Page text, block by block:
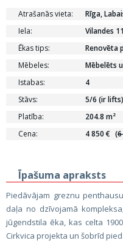
Atrašanās vieta:
Rīga,
Iela:
Vilandes 11
Ēkas tips:
Renovēta
Mēbeles:
Mēbelēts
Istabas:
4
Stāvs:
5/6 (ir lifts)
Platība:
204.8 m²
Cena:
4 850 € (
Īpašuma apraksts
Piedāvājam greznu
daļa no dzīvojamā
jūgendstila ēka, kas celta
Cirkvica projekta un šobrīd